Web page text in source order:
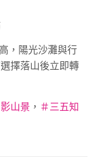
，陽光沙灘與行
擇落山後立即轉
影山景 ， ＃三五知